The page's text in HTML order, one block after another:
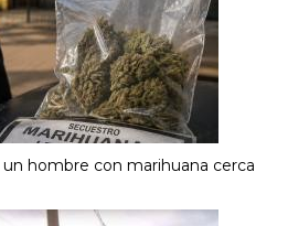
hombre con marihuana cerca